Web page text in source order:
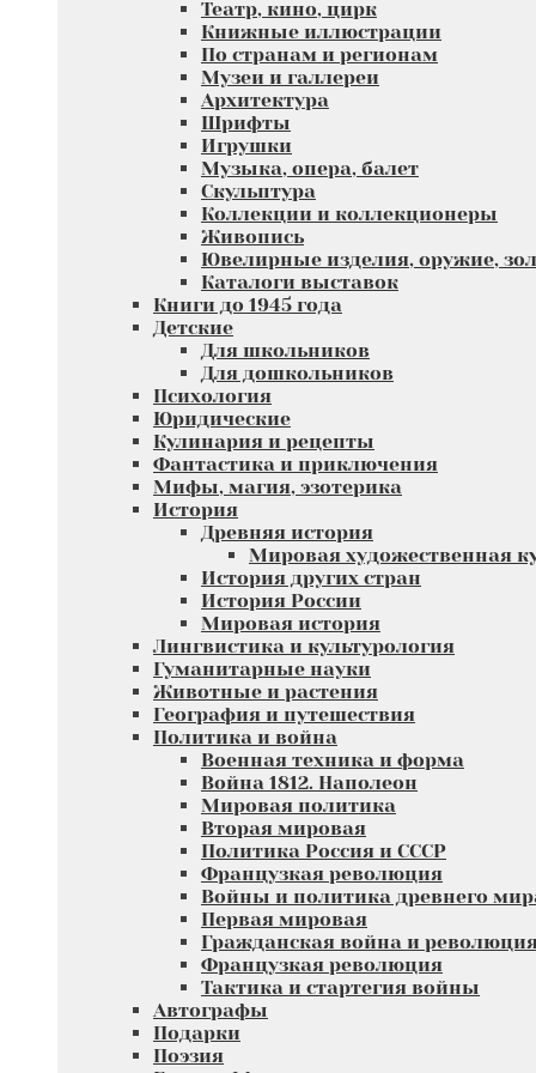
Театр, кино, цирк
Книжные иллюстрации
По странам и регионам
Музеи и галлереи
Архитектура
Шрифты
Игрушки
Музыка, опера, балет
Скульптура
Коллекции и коллекционеры
Живопись
Ювелирные изделия, оружие,
Каталоги выставок
Книги до 1945 года
Детские
Для школьников
Для дошкольников
Психология
Юридические
Кулинария и рецепты
Фантастика и приключения
Мифы, магия, эзотерика
История
Древняя история
Мировая художественная
История других стран
История России
Мировая история
Лингвистика и культурология
Гуманитарные науки
Животные и растения
География и путешествия
Политика и война
Военная техника и форма
Война 1812. Наполеон
Мировая политика
Вторая мировая
Политика Россия и СССР
Французкая революция
Войны и политика древнего
Первая мировая
Гражданская война и
Французкая революция
Тактика и стартегия войны
Автографы
Подарки
Поэзия